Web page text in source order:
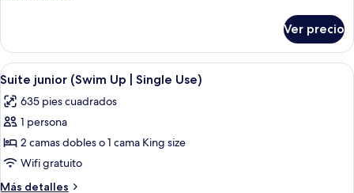
junior
Ver precio
Abrir
todas
las
fotos
de
Suite
junior
Ropa de cama de alta calidad,
6
Suite junior (Swim Up | Single Use)
635 pies cuadrados
1 persona
2 camas dobles o 1 cama King size
Wifi gratuito
Más detalles
Más